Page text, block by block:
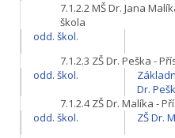
7.1.2.2MŠ Dr. Jana
škola
odd. škol.
7.1.2.3 ZŠ Dr. Peška -
odd. škol.
Dr.
7.1.2.4ZŠ Dr. Malíka -
odd. škol.
ZŠ Dr.